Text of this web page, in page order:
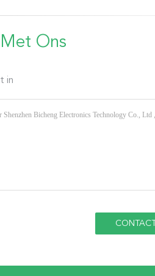
Ons
in